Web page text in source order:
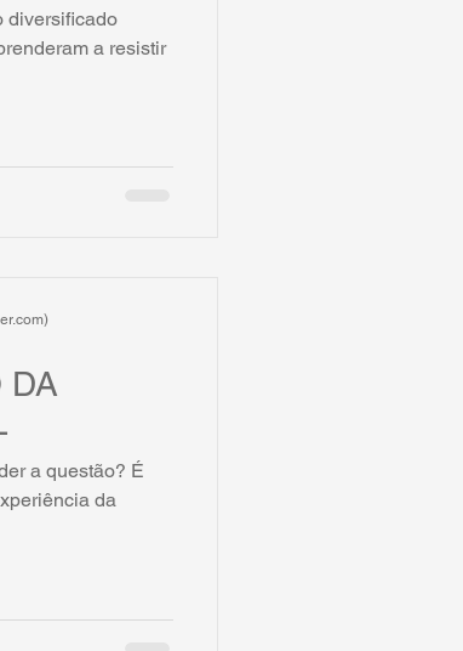
diversificado
a resistir
DA
a questão? É
da